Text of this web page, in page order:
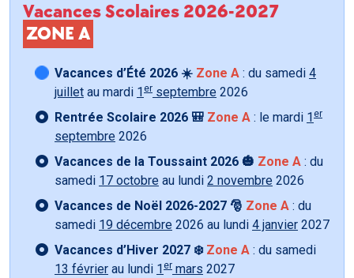
Vacances Scolaires 2026-2027
ZONE A
Vacances d’Été 2026 ☀️ Zone A : du samedi 4
juillet au mardi 1 er septembre 2026
Rentrée Scolaire 2026 🎒 Zone A : le mardi 1 er
septembre 2026
Vacances de la Toussaint 2026 🎃 Zone A : du
samedi 17 octobre au lundi 2 novembre 2026
Vacances de Noël 2026-2027 🎅 Zone A : du
samedi 19 décembre 2026 au lundi 4 janvier 2027
Vacances d’Hiver 2027 ❄️ Zone A : du samedi
13 février au lundi 1 er mars 2027